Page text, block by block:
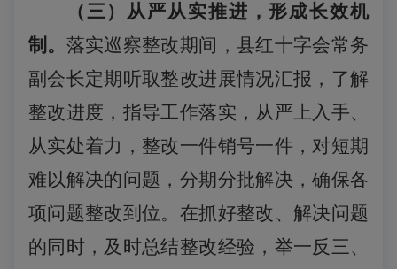
（三）从严从实推进，形成长效机
制。 落实巡察整改期间， 县红十字会常务
副会长定期听取整改进展情况汇报 ， 了解
整改进度 ，指导工作落实， 从严上入手、
从实处着力，整改一件销号一件，对短期
难以解决的问题，分期分批解决 ，确保各
项问题整改到位。在抓好整改、解决问题
的同时，及时总结整改经验，举一反三、